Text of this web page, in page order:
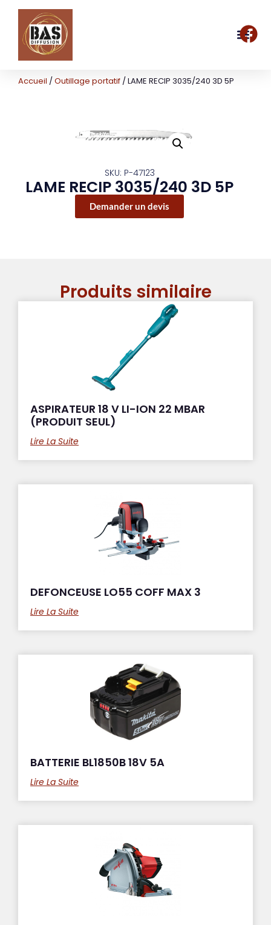
Accueil /Outillage portatif / LAME RECIP 3035/240 3D 5P
SKU: P-47123
LAME RECIP 3035/240 3D 5P
Demander un devis
Produits similaire
ASPIRATEUR 18 V LI-ION 22 MBAR
(PRODUIT SEUL)
Lire La Suite
DEFONCEUSE LO55 COFF MAX 3
Lire La Suite
BATTERIE BL1850B 18V 5A
Lire La Suite